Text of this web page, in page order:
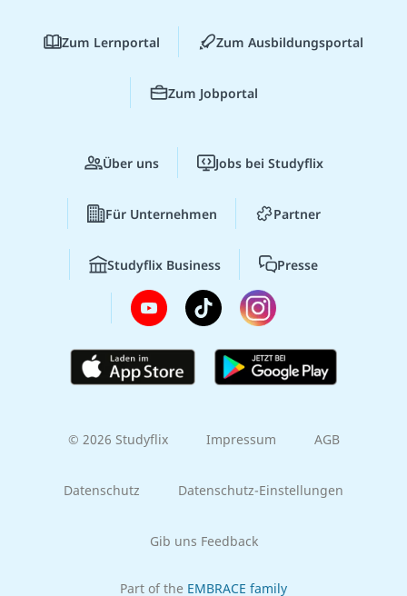
Zum Lernportal Zum Ausbildungsportal
Zum Jobportal
Über uns Jobs bei Studyflix
Für Unternehmen Partner
Studyflix Business Presse
© 2026 Studyflix Impressum AGB
Datenschutz Datenschutz-Einstellungen
Gib uns Feedback
Part of the EMBRACE family